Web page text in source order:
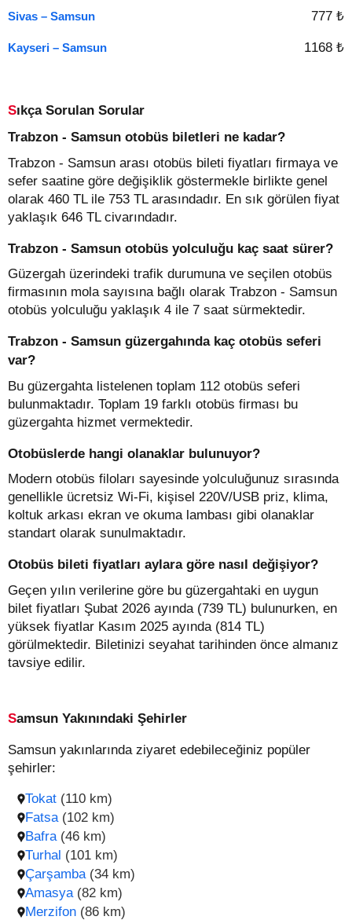
Sivas – Samsun 777 ₺
Kayseri – Samsun 1168 ₺
Sıkça Sorulan Sorular
Trabzon - Samsun otobüs biletleri ne kadar?
Trabzon - Samsun arası otobüs bileti fiyatları firmaya ve
sefer saatine göre değişiklik göstermekle birlikte genel
olarak 460 TL ile 753 TL arasındadır. En sık görülen fiyat
yaklaşık 646 TL civarındadır.
Trabzon - Samsun otobüs yolculuğu kaç saat sürer?
Güzergah üzerindeki trafik durumuna ve seçilen otobüs
firmasının mola sayısına bağlı olarak Trabzon - Samsun
otobüs yolculuğu yaklaşık 4 ile 7 saat sürmektedir.
Trabzon - Samsun güzergahında kaç otobüs seferi
var?
Bu güzergahta listelenen toplam 112 otobüs seferi
bulunmaktadır. Toplam 19 farklı otobüs firması bu
güzergahta hizmet vermektedir.
Otobüslerde hangi olanaklar bulunuyor?
Modern otobüs filoları sayesinde yolculuğunuz sırasında
genellikle ücretsiz Wi-Fi, kişisel 220V/USB priz, klima,
koltuk arkası ekran ve okuma lambası gibi olanaklar
standart olarak sunulmaktadır.
Otobüs bileti fiyatları aylara göre nasıl değişiyor?
Geçen yılın verilerine göre bu güzergahtaki en uygun
bilet fiyatları Şubat 2026 ayında (739 TL) bulunurken, en
yüksek fiyatlar Kasım 2025 ayında (814 TL)
görülmektedir. Biletinizi seyahat tarihinden önce almanız
tavsiye edilir.
Samsun Yakınındaki Şehirler
Samsun yakınlarında ziyaret edebileceğiniz popüler
şehirler:
Tokat (110 km)
Amasya (82 km)
Fatsa (102 km)
Merzifon (86 km)
Bafra (46 km)
Turhal (101 km)
Çarşamba (34 km)